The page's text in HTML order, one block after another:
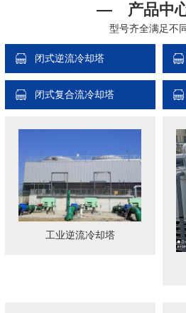
— 产品中
型号齐全满足不
闭式逆流冷却塔
闭式复合流冷却塔
工业逆流冷却塔